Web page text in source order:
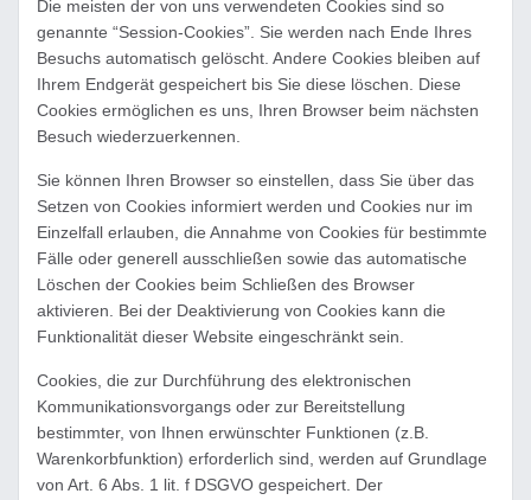
Die meisten der von uns verwendeten Cookies sind so
genannte “Session-Cookies”. Sie werden nach Ende Ihres
Besuchs automatisch gelöscht. Andere Cookies bleiben auf
Ihrem Endgerät gespeichert bis Sie diese löschen. Diese
Cookies ermöglichen es uns, Ihren Browser beim nächsten
Besuch wiederzuerkennen.
Sie können Ihren Browser so einstellen, dass Sie über das
Setzen von Cookies informiert werden und Cookies nur im
Einzelfall erlauben, die Annahme von Cookies für bestimmte
Fälle oder generell ausschließen sowie das automatische
Löschen der Cookies beim Schließen des Browser
aktivieren. Bei der Deaktivierung von Cookies kann die
Funktionalität dieser Website eingeschränkt sein.
Cookies, die zur Durchführung des elektronischen
Kommunikationsvorgangs oder zur Bereitstellung
bestimmter, von Ihnen erwünschter Funktionen (z.B.
Warenkorbfunktion) erforderlich sind, werden auf Grundlage
von Art. 6 Abs. 1 lit. f DSGVO gespeichert. Der